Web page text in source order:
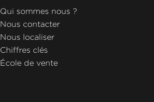
MICHEL
ACTUALITÉS
Qui sommes nous ?
Nous contacter
Nous localiser
Chiffres clés
École de vente